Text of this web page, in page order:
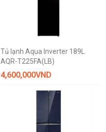
Tủ lạnh Aqua Inverter 189L
AQR-T225FA(LB)
4,600,000VND